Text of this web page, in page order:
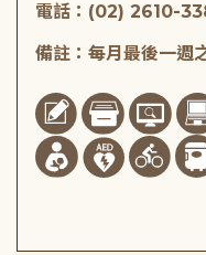
電話：(02) 2610-
備註：每月最後一週